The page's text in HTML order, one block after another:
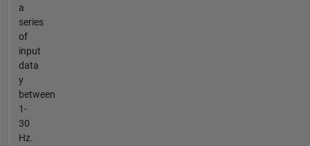
a
series
of
input
data
y
between
1-
30
Hz.